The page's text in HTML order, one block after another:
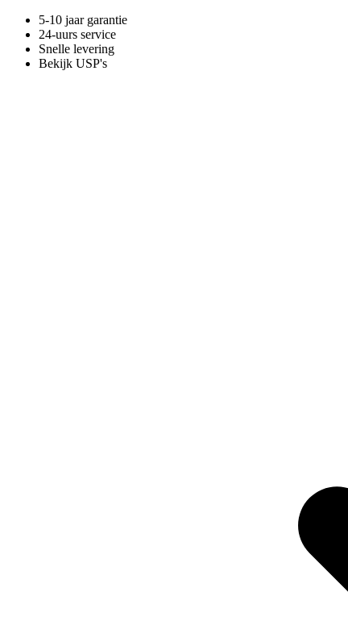
5-10 jaar garantie
24-uurs service
Snelle levering
Bekijk USP's